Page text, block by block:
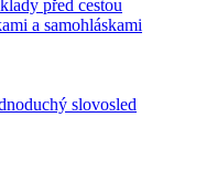
před cestou
a samohláskami
slovosled